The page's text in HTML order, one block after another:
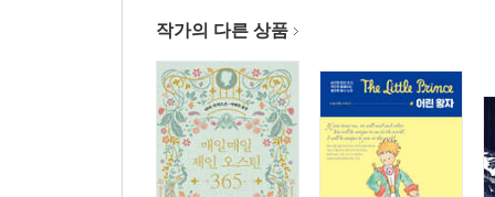
작가의 다른 상품